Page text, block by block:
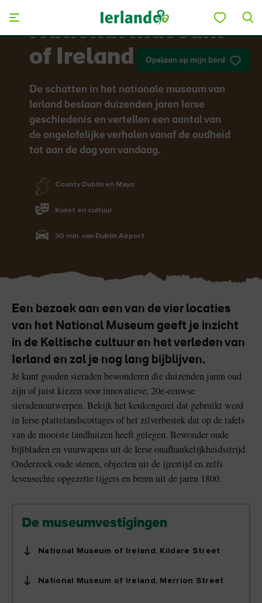
Blarney Stone bij
Blarney Castle
Game of Thrones Studio
Tour
Opslaan op mijn bord
National Museum
of Ireland
De schatten in het nationale museum van
Ierland beslaan duizenden jaren Ierse
geschiedenis en vertellen een aantal van
de ongelofelijke verhalen vanaf de oudheid
tot aan de dag van vandaag.
County Dublin en Mayo
Kunst en cultuur
30 min. van Dublin Airport
Een bezoek aan een van de vier locaties
van het National Museum geeft je inzicht
in de Keltische cultuur en het verleden van
Ierland en zal je nog lang bijblijven.
Je kunt gouden sieraden bewonderen die duizenden jaren oud
zijn of juist kiezen voor innovatieve, 20e-eeuwse
sieradenontwerpen. Bekijk het keukengerei dat gebruikt werd
in Ierse plattelandscottages of het zilverbestek dat op de tafels
van de mooiste landhuizen heeft gelegen. Bewonder oude
bijlbladen en vuurwapens uit de Ierse onafhankelijkheidsstrijd.
Onderzoek oude stenen, objecten uit de ijzertijd en zelfs
levensechte opgezette tijgers en beren uit de jaren 1800.
De museumvestigingen
National Museum of Ireland, Kildare Street
National Museum of Ireland, Merrion Street